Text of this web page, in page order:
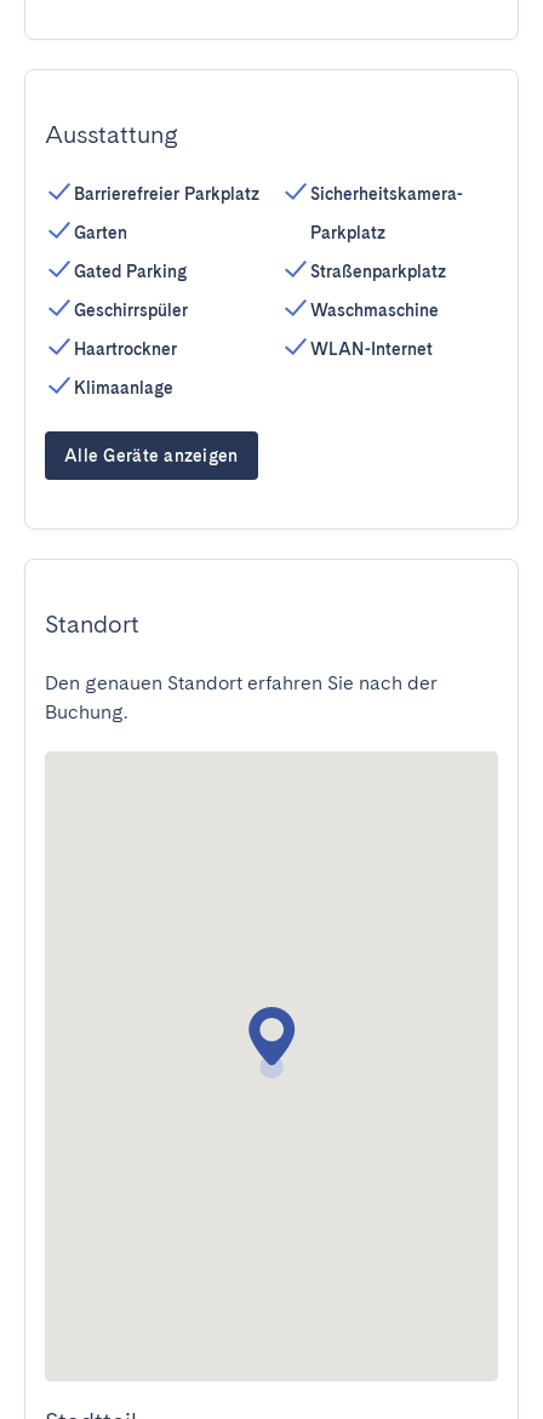
Ausstattung
Barrierefreier Parkplatz
Garten
Gated Parking
Geschirrspüler
Haartrockner
Klimaanlage
Sicherheitskamera-
Parkplatz
Straßenparkplatz
Waschmaschine
WLAN-Internet
Alle Geräte anzeigen
Standort
Den genauen Standort erfahren Sie nach der
Buchung.